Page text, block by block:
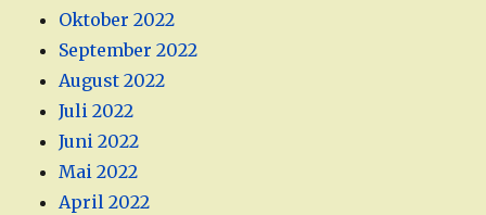
Oktober 2022
September 2022
August 2022
Juli 2022
Juni 2022
Mai 2022
April 2022